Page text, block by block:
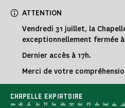
ATTENTION
Vendredi 31 juillet, la
exceptionnellement fermée
Dernier accès à 17h.
Merci de votre
CHAPELLE EXPIATOIRE